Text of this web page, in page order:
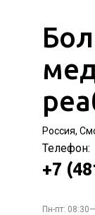
Россия,
Телефон:
+7
Пн-пт: